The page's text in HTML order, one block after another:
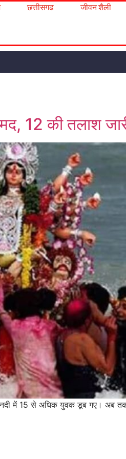
छत्तीसगढ जीवन शैली
12 की तलाश
नदी में 15 से अधिक युवक डूब गए।